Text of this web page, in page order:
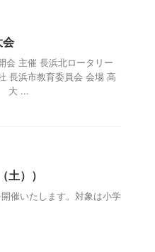
会 主催 長浜北ロータリー
長浜市教育委員会 会場 高
大 ...
））
催いたします。対象は小学